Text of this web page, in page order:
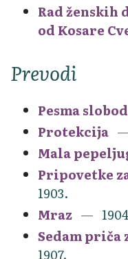
Rad ženskih
od Kosare
Prevodi
Pesma
Protekcija
Mala
Pripovetke
1903.
Mraz
Sedam priča
1907.